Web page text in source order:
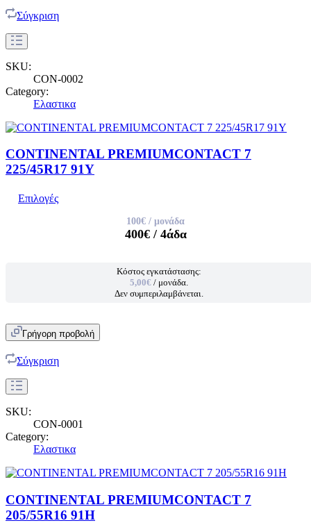
Σύγκριση
SKU:
CON-0002
Category:
Ελαστικα
CONTINENTAL PREMIUMCONTACT 7
225/45R17 91Y
Επιλογές
100€ / μονάδα
400€/ 4άδα
Κόστος εγκατάστασης:
5,00€ / μονάδα.
Δεν συμπεριλαμβάνεται.
Γρήγορη προβολή
Σύγκριση
SKU:
CON-0001
Category:
Ελαστικα
CONTINENTAL PREMIUMCONTACT 7
205/55R16 91H